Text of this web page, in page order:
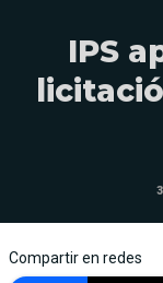
IPS
Compartir en redes